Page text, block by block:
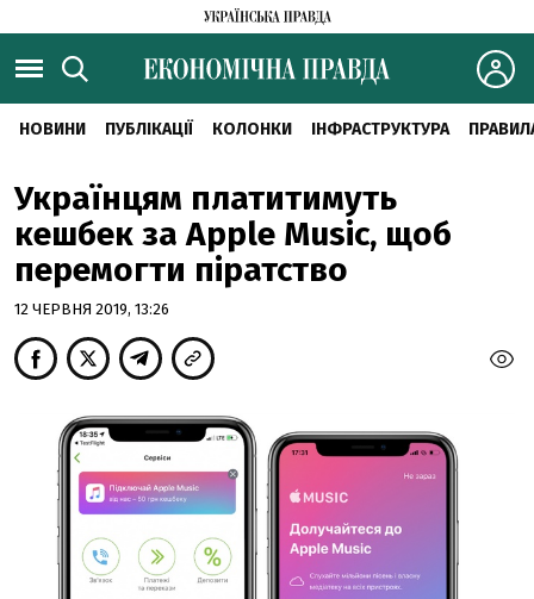
НОВИНИ ПУБЛІКАЦІЇ КОЛОНКИ ІНФРАСТРУКТУРА
Українцям платитимуть
кешбек за Apple Music, щоб
перемогти піратство
12 ЧЕРВНЯ 2019, 13:26